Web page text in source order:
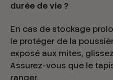
durée de vie ?
En cas de stockage
le protéger de la
exposé aux mites,
Assurez-vous que le
ranger.